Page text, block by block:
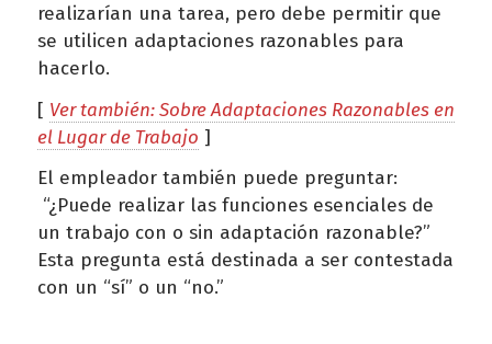
realizarían una tarea, pero debe permitir que
se utilicen adaptaciones razonables para
hacerlo.
[ Ver también: Sobre Adaptaciones Razonables en
el Lugar de Trabajo ]
El empleador también puede preguntar:
“¿Puede realizar las funciones esenciales de
un trabajo con o sin adaptación razonable?”
Esta pregunta está destinada a ser contestada
con un “sí” o un “no.”